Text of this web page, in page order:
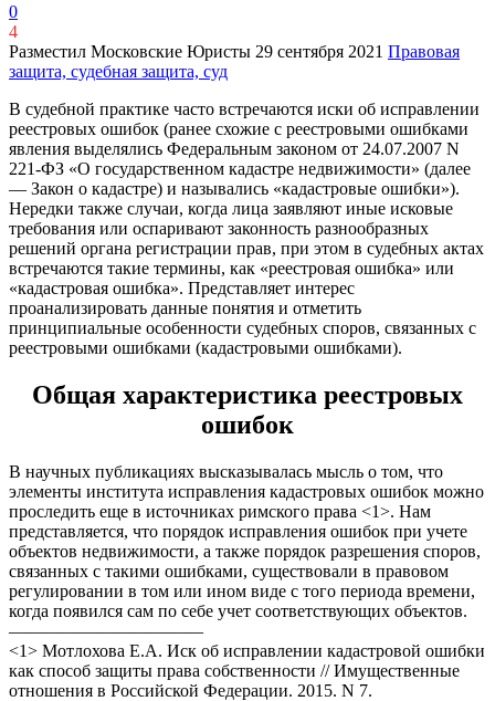
0
4
Разместил Московские Юристы 29 сентября 2021 Правовая
защита, судебная защита, суд
В судебной практике часто встречаются иски об исправлении
реестровых ошибок (ранее схожие с реестровыми ошибками
явления выделялись Федеральным законом от 24.07.2007 N
221-ФЗ «О государственном кадастре недвижимости» (далее
— Закон о кадастре) и назывались «кадастровые ошибки»).
Нередки также случаи, когда лица заявляют иные исковые
требования или оспаривают законность разнообразных
решений органа регистрации прав, при этом в судебных актах
встречаются такие термины, как «реестровая ошибка» или
«кадастровая ошибка». Представляет интерес
проанализировать данные понятия и отметить
принципиальные особенности судебных споров, связанных с
реестровыми ошибками (кадастровыми ошибками).
Общая характеристика реестровых
ошибок
В научных публикациях высказывалась мысль о том, что
элементы института исправления кадастровых ошибок можно
проследить еще в источниках римского права <1>. Нам
представляется, что порядок исправления ошибок при учете
объектов недвижимости, а также порядок разрешения споров,
связанных с такими ошибками, существовали в правовом
регулировании в том или ином виде с того периода времени,
когда появился сам по себе учет соответствующих объектов.
———————————
<1> Мотлохова Е.А. Иск об исправлении кадастровой ошибки
как способ защиты права собственности // Имущественные
отношения в Российской Федерации. 2015. N 7.